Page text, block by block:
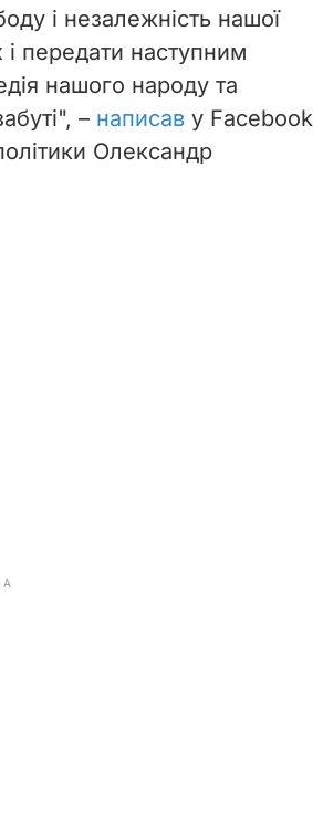
і незалежність нашої
передати наступним
нашого народу та
– написав у Facebook
Олександр